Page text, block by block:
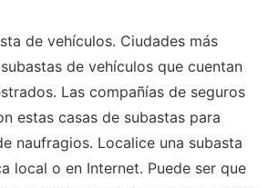
de vehículos. Ciudades más
de vehículos que cuentan
Las compañías de seguros
estas casas de subastas para
naufragios. Localice una subasta
local o en Internet. Puede ser que